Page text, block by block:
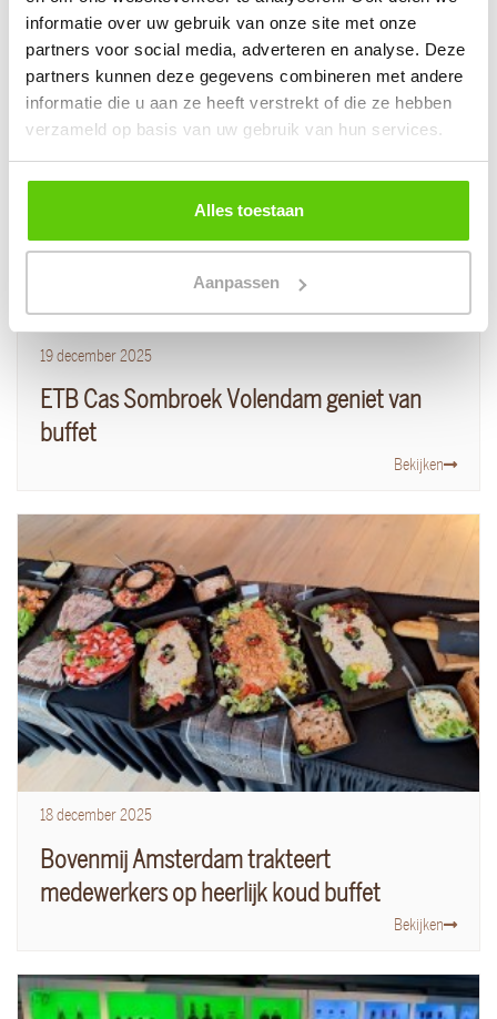
informatie over uw gebruik van onze site met onze
partners voor social media, adverteren en analyse. Deze
partners kunnen deze gegevens combineren met andere
informatie die u aan ze heeft verstrekt of die ze hebben
verzameld op basis van uw gebruik van hun services.
Alles toestaan
Aanpassen
Sfeerimpressie van andere klanten
19 december 2025
ETB Cas Sombroek Volendam geniet van
buffet
Bekijken
18 december 2025
Bovenmij Amsterdam trakteert
medewerkers op heerlijk koud buffet
Bekijken